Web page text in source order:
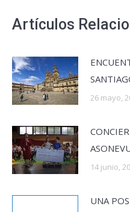
Artículos
26 mayo,
14 junio,
UNA